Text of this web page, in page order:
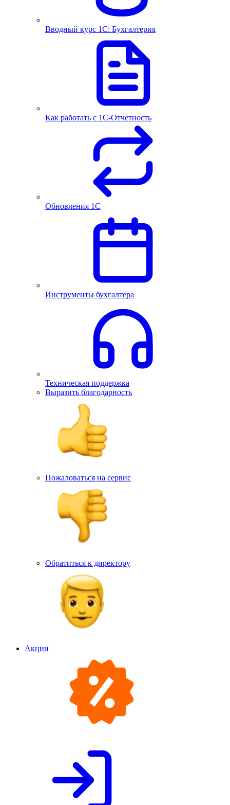
Вводный курс 1С: Бухгалтерия
Как работать с 1С‑Отчетность
Обновления 1С
Инструменты бухгалтера
Техническая поддержка
Выразить благодарность
Пожаловаться на сервис
Обратиться к директору
Акции